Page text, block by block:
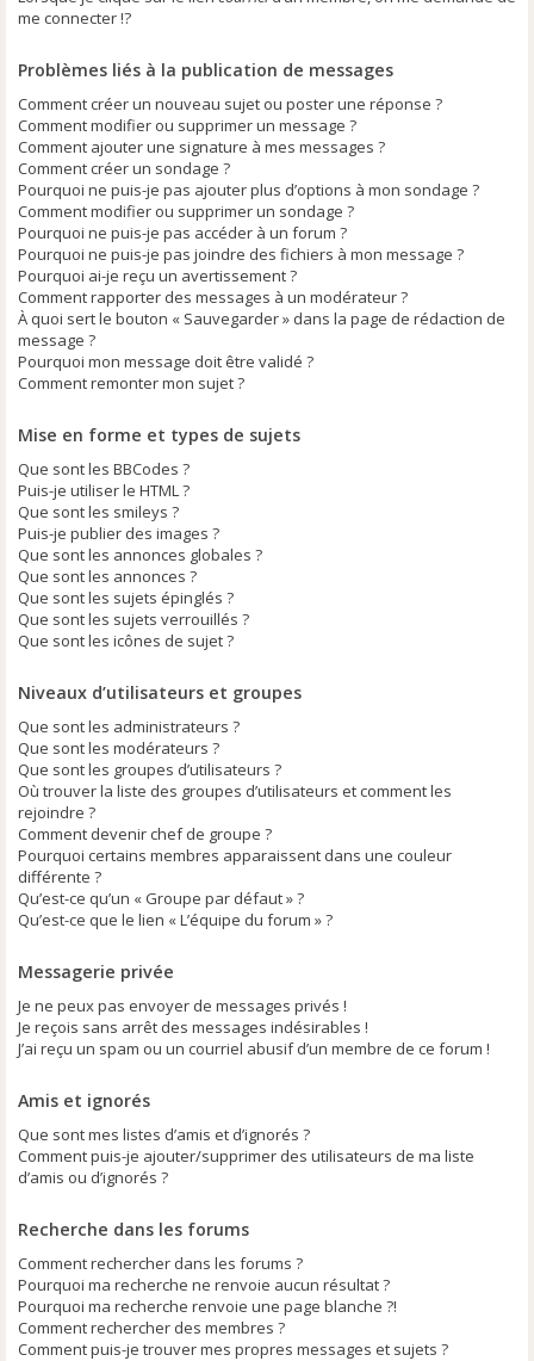
me connecter !?
Problèmes liés à la publication de messages
Comment créer un nouveau sujet ou poster une réponse ?
Comment modifier ou supprimer un message ?
Comment ajouter une signature à mes messages ?
Comment créer un sondage ?
Pourquoi ne puis-je pas ajouter plus d’options à mon sondage ?
Comment modifier ou supprimer un sondage ?
Pourquoi ne puis-je pas accéder à un forum ?
Pourquoi ne puis-je pas joindre des fichiers à mon message ?
Pourquoi ai-je reçu un avertissement ?
Comment rapporter des messages à un modérateur ?
À quoi sert le bouton « Sauvegarder » dans la page de rédaction de
message ?
Pourquoi mon message doit être validé ?
Comment remonter mon sujet ?
Mise en forme et types de sujets
Que sont les BBCodes ?
Puis-je utiliser le HTML ?
Que sont les smileys ?
Puis-je publier des images ?
Que sont les annonces globales ?
Que sont les annonces ?
Que sont les sujets épinglés ?
Que sont les sujets verrouillés ?
Que sont les icônes de sujet ?
Niveaux d’utilisateurs et groupes
Que sont les administrateurs ?
Que sont les modérateurs ?
Que sont les groupes d’utilisateurs ?
Où trouver la liste des groupes d’utilisateurs et comment les
rejoindre ?
Comment devenir chef de groupe ?
Pourquoi certains membres apparaissent dans une couleur
différente ?
Qu’est-ce qu’un « Groupe par défaut » ?
Qu’est-ce que le lien « L’équipe du forum » ?
Messagerie privée
Je ne peux pas envoyer de messages privés !
Je reçois sans arrêt des messages indésirables !
J’ai reçu un spam ou un courriel abusif d’un membre de ce forum !
Amis et ignorés
Que sont mes listes d’amis et d’ignorés ?
Comment puis-je ajouter/supprimer des utilisateurs de ma liste
d’amis ou d’ignorés ?
Recherche dans les forums
Comment rechercher dans les forums ?
Pourquoi ma recherche ne renvoie aucun résultat ?
Pourquoi ma recherche renvoie une page blanche ?!
Comment rechercher des membres ?
Comment puis-je trouver mes propres messages et sujets ?